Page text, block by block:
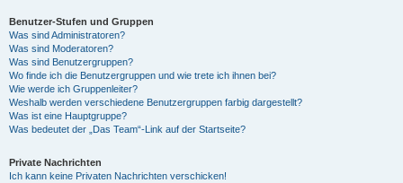
Benutzer-Stufen und Gruppen
Was sind Administratoren?
Was sind Moderatoren?
Was sind Benutzergruppen?
Wo finde ich die Benutzergruppen und wie trete ich ihnen bei?
Wie werde ich Gruppenleiter?
Weshalb werden verschiedene Benutzergruppen farbig dargestellt?
Was ist eine Hauptgruppe?
Was bedeutet der „Das Team“-Link auf der Startseite?
Private Nachrichten
Ich kann keine Privaten Nachrichten verschicken!